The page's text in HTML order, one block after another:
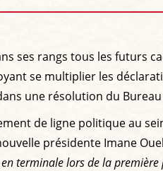
ses rangs tous les futurs
se multiplier les
une résolution du
de ligne politique au
présidente Imane
terminale lors de la première